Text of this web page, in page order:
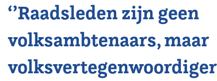
Home
Agenda
Nieuws
‘’Raadsleden zijn geen
volksambtenaars, maar